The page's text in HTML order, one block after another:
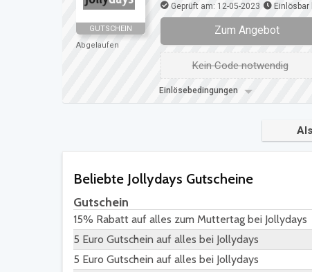
GUTSCHEIN
Abgelaufen
Geprüft am: 12-05-2023 Einlösbar
Zum Angebot
Kein Code notwendig
Einlösebedingungen
Beliebte Jollydays Gutscheine
Gutschein
15% Rabatt auf alles zum Muttertag bei Jollydays
5 Euro Gutschein auf alles bei Jollydays
5 Euro Gutschein auf alles bei Jollydays